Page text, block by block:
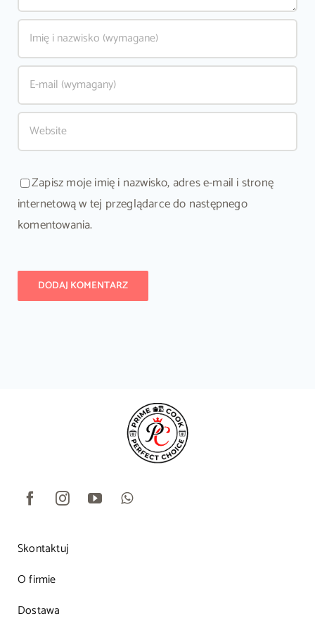
Zapisz moje imię i nazwisko, adres e-mail i stronę
internetową w tej przeglądarce do następnego
komentowania.
Skontaktuj
O firmie
Dostawa